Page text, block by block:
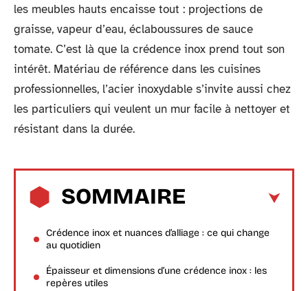
les meubles hauts encaisse tout : projections de
graisse, vapeur d’eau, éclaboussures de sauce
tomate. C’est là que la crédence inox prend tout son
intérêt. Matériau de référence dans les cuisines
professionnelles, l’acier inoxydable s’invite aussi chez
les particuliers qui veulent un mur facile à nettoyer et
résistant dans la durée.
SOMMAIRE
Crédence inox et nuances d’alliage : ce qui change
au quotidien
Épaisseur et dimensions d’une crédence inox : les
repères utiles